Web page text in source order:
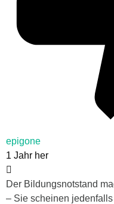
epigone
1 Jahr her
Der Bildungsnotstand
– Sie scheinen